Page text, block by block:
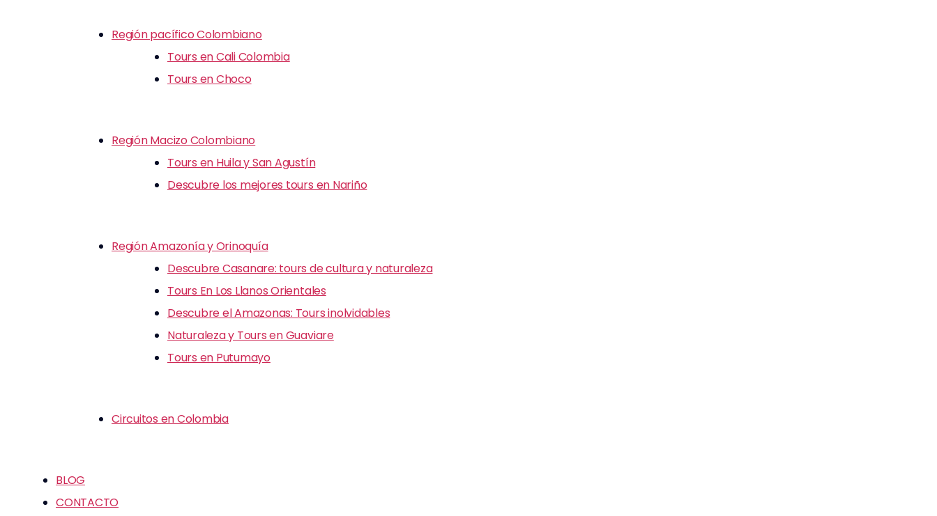
Región pacífico Colombiano
Tours en Cali Colombia
Tours en Choco
Región Macizo Colombiano
Tours en Huila y San Agustín
Descubre los mejores tours en Nariño
Región Amazonía y Orinoquía
Descubre Casanare: tours de cultura y naturaleza
Tours En Los Llanos Orientales
Descubre el Amazonas: Tours inolvidables
Naturaleza y Tours en Guaviare
Tours en Putumayo
Circuitos en Colombia
BLOG
CONTACTO